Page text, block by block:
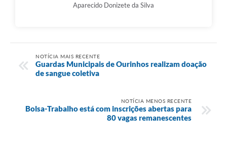
Aparecido Donizete da Silva
NOTÍCIA MAIS RECENTE
Guardas Municipais de Ourinhos realizam doação
de sangue coletiva
NOTÍCIA MENOS RECENTE
Bolsa-Trabalho está com inscrições abertas para
80 vagas remanescentes